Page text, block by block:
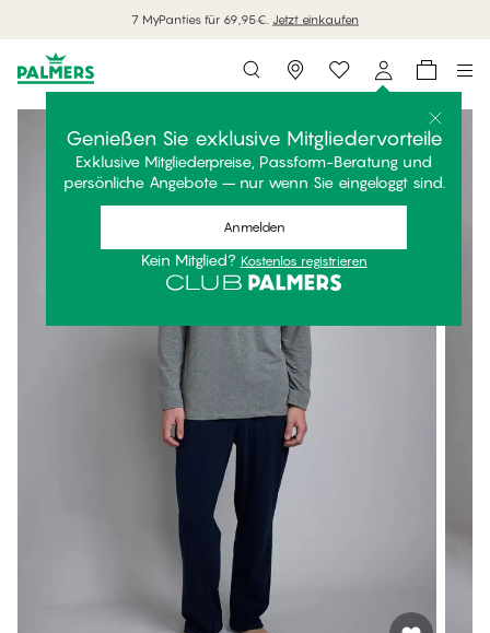
7 MyPanties für 69,95€. Jetzt einkaufen
Storefinder
Genießen Sie exklusive Mitgliedervorteile
Exklusive Mitgliederpreise, Passform-Beratung und
persönliche Angebote – nur wenn Sie eingeloggt sind.
Anmelden
Kein Mitglied? Kostenlos registrieren